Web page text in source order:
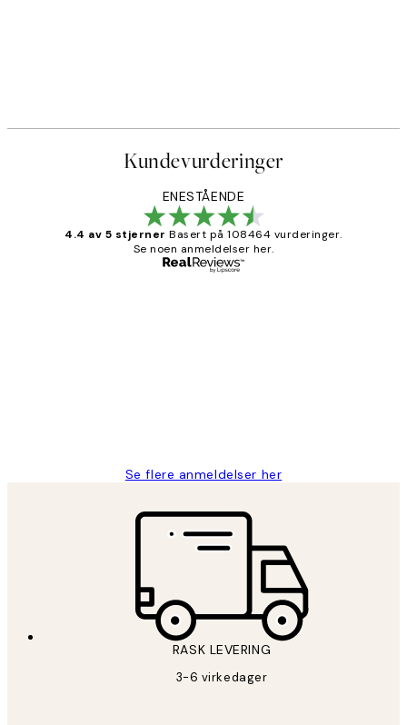
Kundevurderinger
ENESTÅENDE
4.4 av 5 stjerner Basert på 108464 vurderinger.
Se noen anmeldelser her.
Se flere anmeldelser her
RASK LEVERING
3-6 virkedager